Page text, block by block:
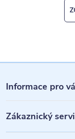
á
p
a
Informace pro
Zákaznický